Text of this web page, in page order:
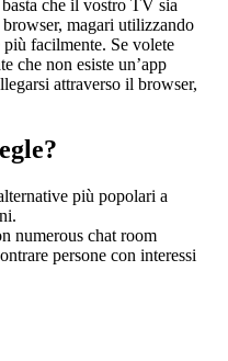
che il vostro TV sia
magari utilizzando
più facilmente. Se volete
che non esiste un’app
attraverso il browser,
più popolari a
numerous chat room
persone con interessi